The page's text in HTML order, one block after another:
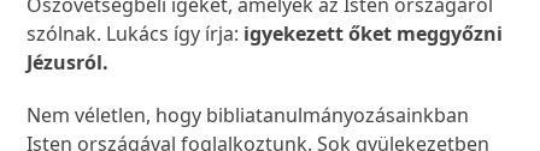
szólnak. Lukács így írja: igyekezett őket meggyőzni
Jézusról.
Nem véletlen, hogy bibliatanulmányozásainkban
Isten országával foglalkoztunk. Sok gyülekezetben